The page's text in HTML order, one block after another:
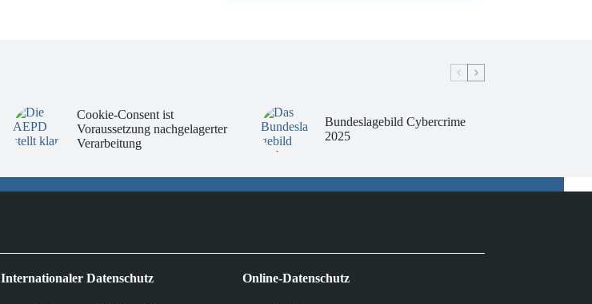
Cookie-Consent ist
Voraussetzung nachgelagerter
Verarbeitung
Bundeslagebild Cybercrime
2025
Internationaler Datenschutz Online-Datenschutz